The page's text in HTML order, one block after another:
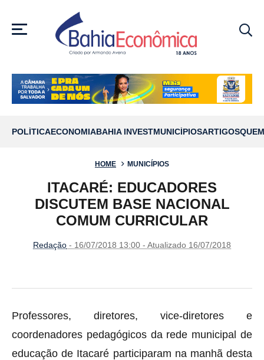
MENU
POLÍTICAECONOMIABAHIA INVESTMUNICÍPIOSARTIGOS
HOME MUNICÍPIOS
ITACARÉ: EDUCADORES
DISCUTEM BASE NACIONAL
COMUM CURRICULAR
Redação - 16/07/2018 13:00 - Atualizado 16/07/2018
Professores, diretores, vice-diretores e
coordenadores pedagógicos da rede municipal de
educação de Itacaré participaram na manhã desta